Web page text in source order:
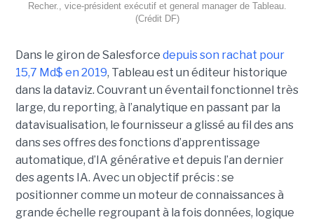
Recher., vice-président exécutif et general manager de Tableau.
(Crédit DF)
Dans le giron de Salesforce depuis son rachat pour
15,7 Md$ en 2019, Tableau est un éditeur historique
dans la dataviz. Couvrant un éventail fonctionnel très
large, du reporting, à l’analytique en passant par la
datavisualisation, le fournisseur a glissé au fil des ans
dans ses offres des fonctions d’apprentissage
automatique, d’IA générative et depuis l’an dernier
des agents IA. Avec un objectif précis : se
positionner comme un moteur de connaissances à
grande échelle regroupant à la fois données, logique